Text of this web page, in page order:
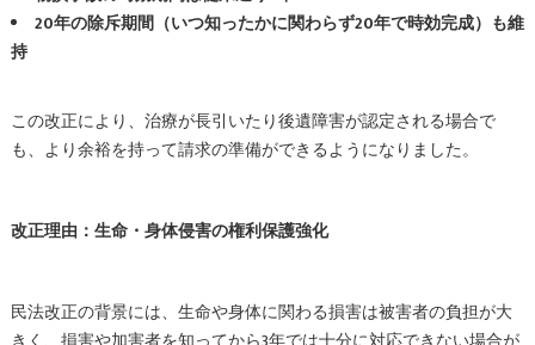
20年の除斥期間（いつ知ったかに関わらず20年で時効完成）も維
持
この改正により、治療が長引いたり後遺障害が認定される場合で
も、より余裕を持って請求の準備ができるようになりました。
改正理由：生命・身体侵害の権利保護強化
民法改正の背景には、生命や身体に関わる損害は被害者の負担が大